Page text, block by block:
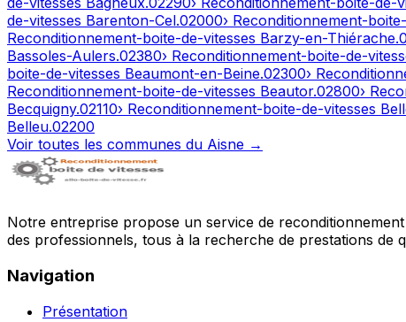
de-vitesses Barenton-Cel.02000› Reconditionnement-
Reconditionnement-boite-de-vitesses Barzy-en-Thiérache.
Bassoles-Aulers.02380› Reconditionnement-boite-de-
boite-de-vitesses Beaumont-en-Beine.02300›
Reconditionnement-boite-de-vitesses Beautor.02800›
Becquigny.02110› Reconditionnement-boite-de-vitesses
Belleu.02200
Voir toutes les communes du Aisne →
Notre entreprise propose un service de
des professionnels, tous à la recherche de prestations de
Navigation
Présentation